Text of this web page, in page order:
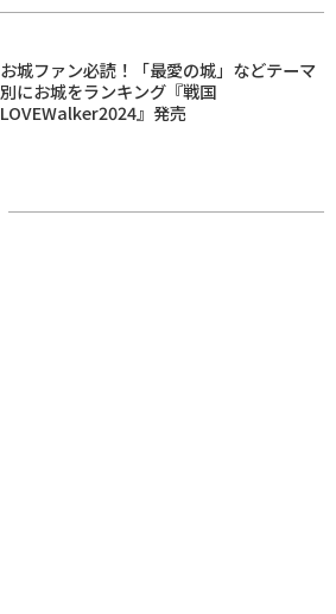
お城ファン必読！「最愛の城」などテーマ
別にお城をランキング『戦国
LOVEWalker2024』発売